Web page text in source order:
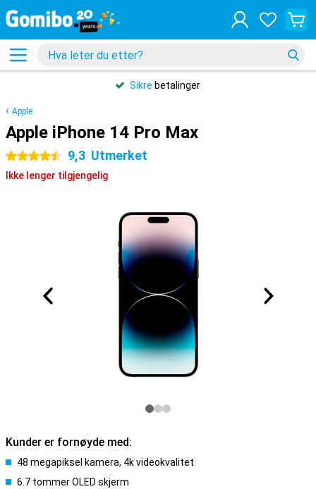
Sikre betalinger
Apple
Apple iPhone 14 Pro Max
4.5 stjerner 9,3 Utmerket
Ikke lenger tilgjengelig
Kunder er fornøyde med:
48 megapiksel kamera, 4k videokvalitet
6.7 tommer OLED skjerm